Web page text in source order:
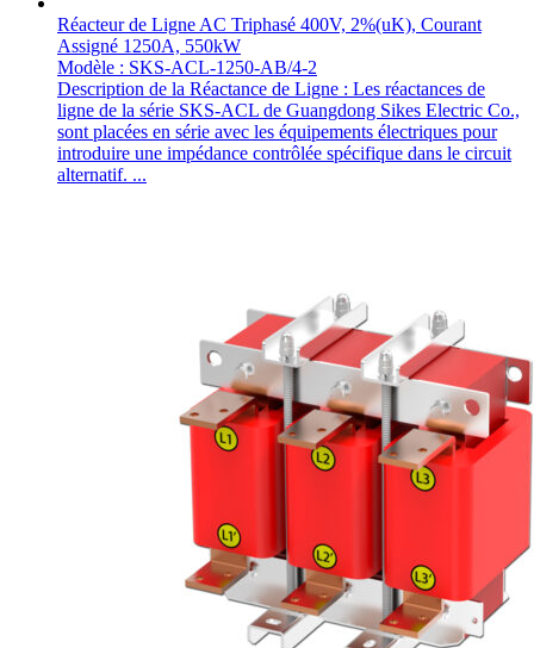
Réacteur de Ligne AC Triphasé 400V, 2%(uK), Courant
Assigné 1250A, 550kW
Modèle : SKS-ACL-1250-AB/4-2
Description de la Réactance de Ligne : Les réactances de
ligne de la série SKS-ACL de Guangdong Sikes Electric Co.,
sont placées en série avec les équipements électriques pour
introduire une impédance contrôlée spécifique dans le circuit
alternatif. ...